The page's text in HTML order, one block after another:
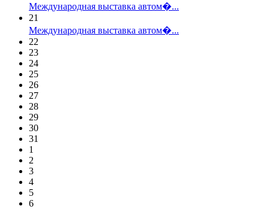
Международная выставка автом�...
21
Международная выставка автом�...
22
23
24
25
26
27
28
29
30
31
1
2
3
4
5
6